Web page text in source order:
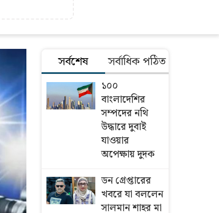
সর্বশেষ সর্বাধিক পঠিত
১০০
বাংলাদেশির
সম্পদের নথি
উদ্ধারে দুবাই
যাওয়ার
অপেক্ষায় দুদক
ডন গ্রেপ্তারের
খবরে যা বললেন
সালমান শাহর মা